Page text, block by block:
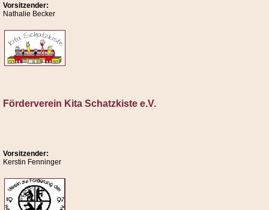
Vorsitzender:
Nathalie Becker
Förderverein Kita Schatzkiste e.V.
Vorsitzender:
Kerstin Fenninger